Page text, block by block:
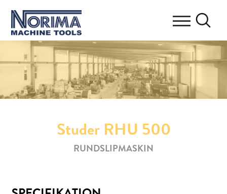
Studer RHU 500
RUNDSLIPMASKIN